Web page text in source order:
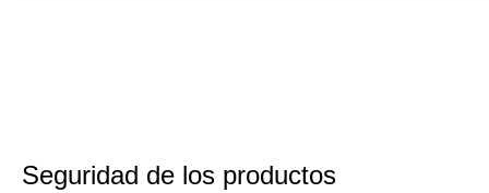
Seguridad de los productos